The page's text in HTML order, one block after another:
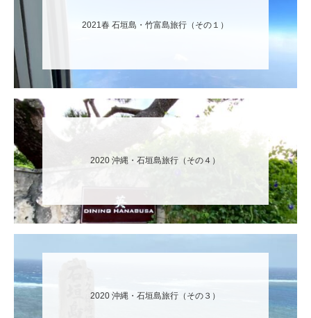
2021春 石垣島・竹富島旅行（その１）
2020 沖縄・石垣島旅行（その４）
2020 沖縄・石垣島旅行（その３）